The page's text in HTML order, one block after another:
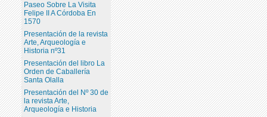
Paseo Sobre La Visita
Felipe II A Córdoba En
1570
Presentación de la revista
Arte, Arqueología e
Historia nº31
Presentación del libro La
Orden de Caballería
Santa Olalla
Presentación del Nº 30 de
la revista Arte,
Arqueología e Historia